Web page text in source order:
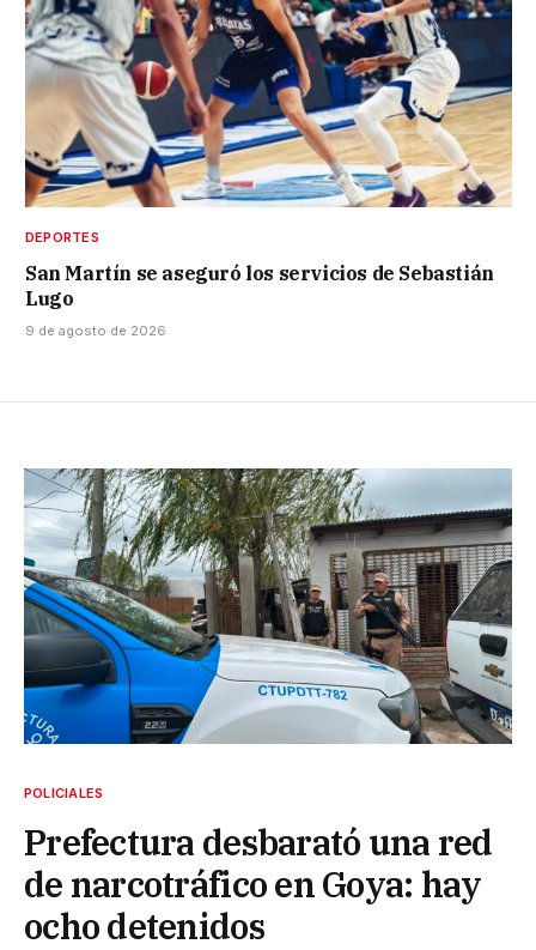
DEPORTES
San Martín se aseguró los servicios de Sebastián
Lugo
9 de agosto de 2026
POLICIALES
Prefectura desbarató una red
de narcotráfico en Goya: hay
ocho detenidos